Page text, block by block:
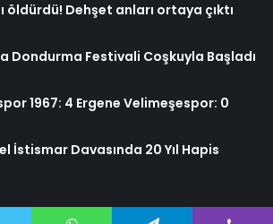
öldürdü! Dehşet anları ortaya çıktı
Dondurma Festivali Coşkuyla Başladı
1967: 4 Ergene Velimeşespor: 0
İstismar Davasında 20 Yıl Hapis